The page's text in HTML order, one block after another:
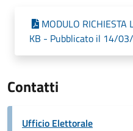
MODULO RICHIESTA
KB - Pubblicato il 14/
Contatti
Ufficio Elettorale